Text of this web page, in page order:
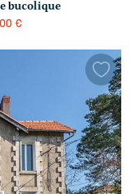
bucolique
€